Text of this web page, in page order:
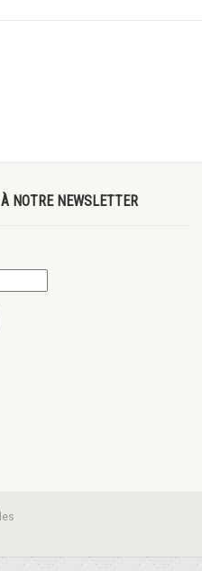
NOTRE NEWSLETTER